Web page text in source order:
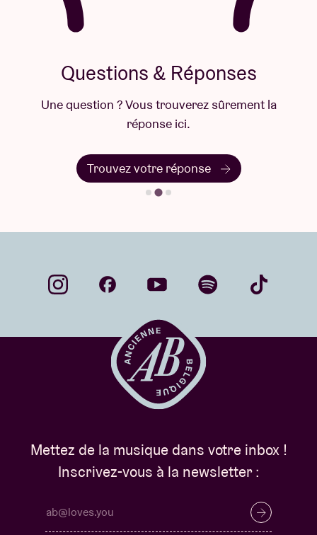
Questions & Réponses
Une question ? Vous trouverez sûrement la
réponse ici.
Trouvez votre réponse
Mettez de la musique dans votre inbox !
Inscrivez-vous à la newsletter :